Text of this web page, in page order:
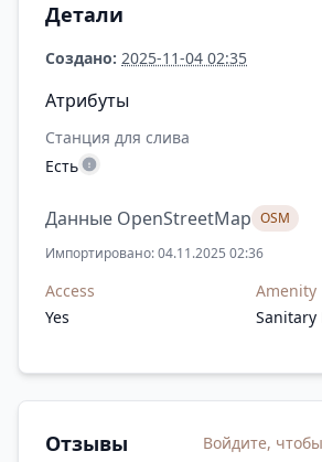
Детали
Создано: 2025-11-04 02:35
Атрибуты
Станция для слива
Есть
Данные OpenStreetMap OSM
Импортировано: 04.11.2025 02:36
Access
Yes
Amenity
Sanitary
Отзывы Войдите,